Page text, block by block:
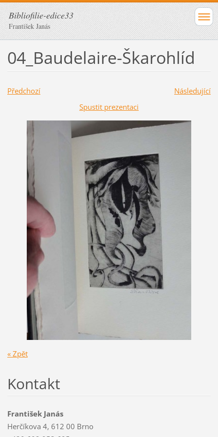
Bibliofilie-edice33
František Janás
04_Baudelaire-Škarohlíd
Předchozí
Následující
Spustit prezentaci
« Zpět
Kontakt
František Janás
Herčíkova 4, 612 00 Brno